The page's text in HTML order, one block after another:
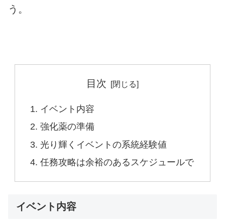
う。
目次
イベント内容
強化薬の準備
光り輝くイベントの系統経験値
任務攻略は余裕のあるスケジュールで
イベント内容